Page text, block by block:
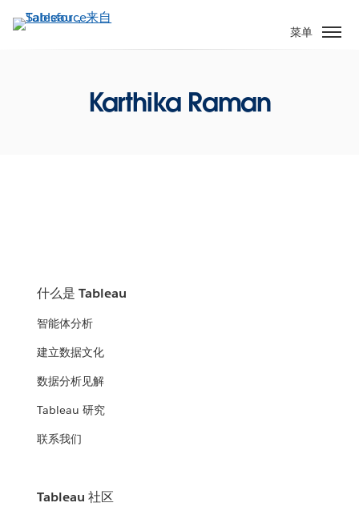
转
菜单
Karthika Raman
什么是 Tableau
智能体分析
建立数据文化
数据分析见解
Tableau 研究
联系我们
Tableau 社区